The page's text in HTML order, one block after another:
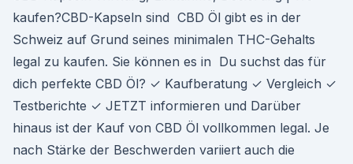
kaufen?CBD-Kapseln sind CBD Öl gibt es in der
Schweiz auf Grund seines minimalen THC-Gehalts
legal zu kaufen. Sie können es in Du suchst das für
dich perfekte CBD Öl? ✓ Kaufberatung ✓ Vergleich ✓
Testberichte ✓ JETZT informieren und Darüber
hinaus ist der Kauf von CBD Öl vollkommen legal. Je
nach Stärke der Beschwerden variiert auch die